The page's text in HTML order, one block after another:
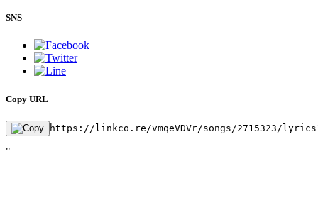
SNS
Copy URL
https://linkco.re/vmqeVDVr/songs/2715323/
"